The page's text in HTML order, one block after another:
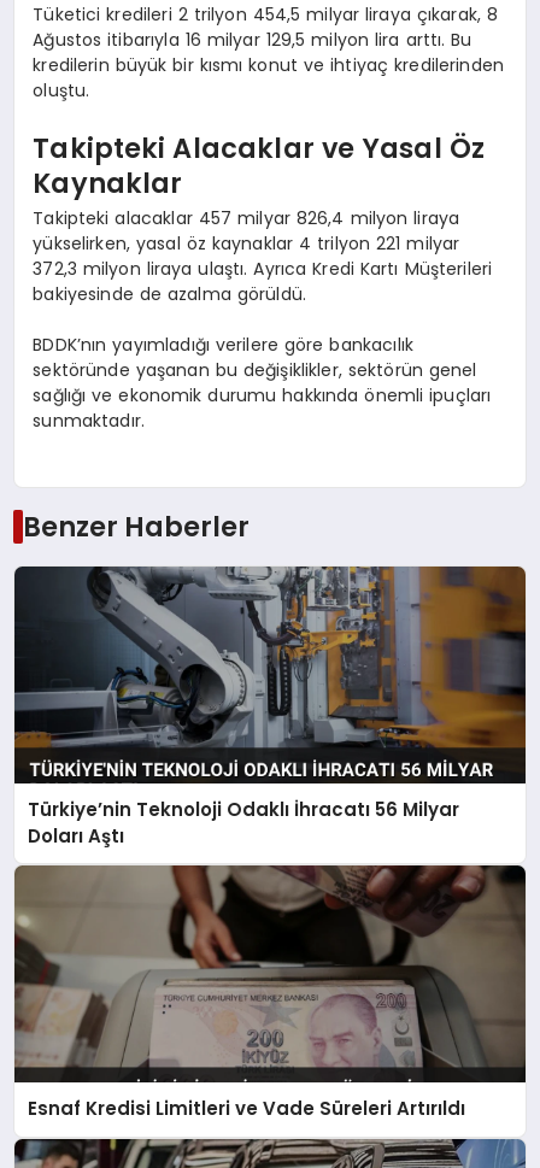
Tüketici kredileri 2 trilyon 454,5 milyar liraya çıkarak, 8
Ağustos itibarıyla 16 milyar 129,5 milyon lira arttı. Bu
kredilerin büyük bir kısmı konut ve ihtiyaç kredilerinden
oluştu.
Takipteki Alacaklar ve Yasal Öz
Kaynaklar
Takipteki alacaklar 457 milyar 826,4 milyon liraya
yükselirken, yasal öz kaynaklar 4 trilyon 221 milyar
372,3 milyon liraya ulaştı. Ayrıca Kredi Kartı Müşterileri
bakiyesinde de azalma görüldü.
BDDK’nın yayımladığı verilere göre bankacılık
sektöründe yaşanan bu değişiklikler, sektörün genel
sağlığı ve ekonomik durumu hakkında önemli ipuçları
sunmaktadır.
Benzer Haberler
Türkiye’nin Teknoloji Odaklı İhracatı 56 Milyar
Doları Aştı
Esnaf Kredisi Limitleri ve Vade Süreleri Artırıldı